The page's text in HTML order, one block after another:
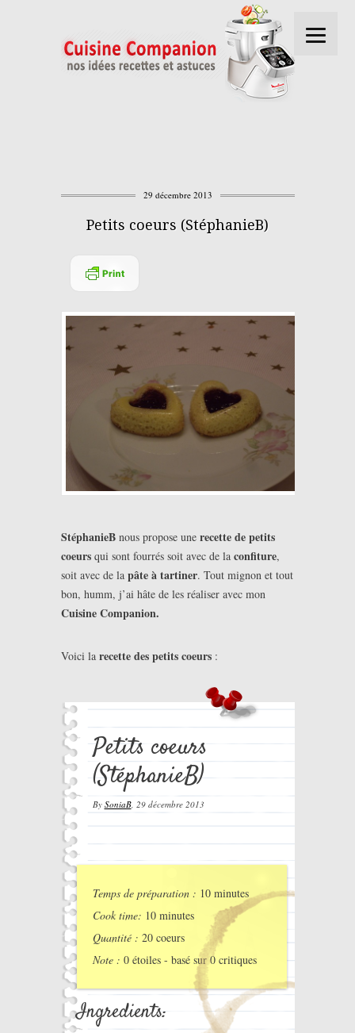
29 décembre 2013
Petits coeurs (StéphanieB)
StéphanieBnous propose unerecette de petits
coeursqui sont fourrés soit avec de laconfiture,
soit avec de la pâte à tartiner. Tout mignon et tout
bon, humm, j’ai hâte de les réaliser avec mon
Cuisine Companion.
Voici larecette des petits coeurs:
Petits coeurs
(StéphanieB)
By SoniaB, 29 décembre 2013
Temps de préparation : 10 minutes
Cook time: 10 minutes
Quantité : 20 coeurs
Note : 0étoiles - basé sur0critiques
Ingredients: